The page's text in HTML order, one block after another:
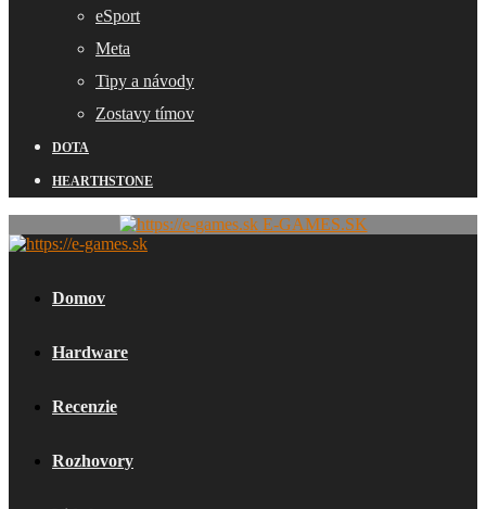
eSport
Meta
Tipy a návody
Zostavy tímov
DOTA
HEARTHSTONE
E-GAMES.SK
Domov
Hardware
Recenzie
Rozhovory